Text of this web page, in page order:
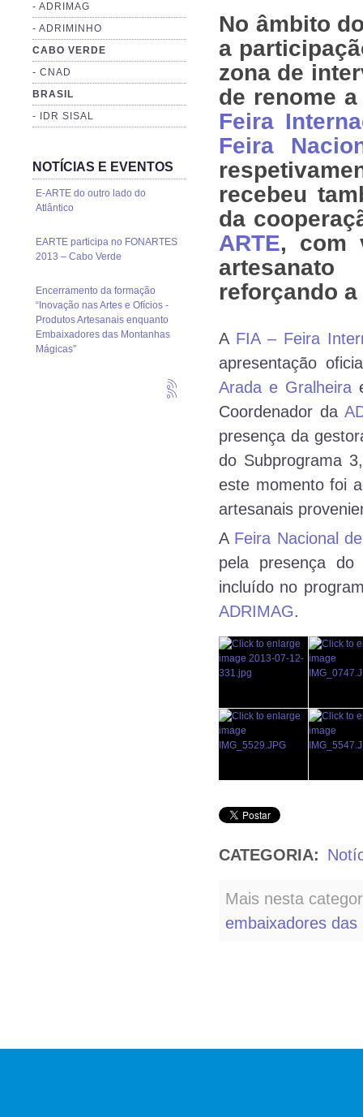
- ADRIMAG
- ADRIMINHO
CABO VERDE
- CNAD
BRASIL
- IDR SISAL
NOTÍCIAS E EVENTOS
E-ARTE do outro lado do
Atlântico
EARTE participa no FONARTES
2013 – Cabo Verde
Encerramento da formação
“Inovação nas Artes e Ofícios -
Produtos Artesanais enquanto
Embaixadores das Montanhas
Mágicas”
No âmbito
a
zona de
de renome
Feira
Feira
recebeu
da
ARTE, com
reforçando
A FIA – Feira
apresentação
Arada e Gralheira
Coordenador da
presença da
do Subprograma
este momento foi
artesanais
A Feira Nacional
pela presença
incluído no
ADRIMAG.
CATEGORIA:
Mais nesta
embaixadores